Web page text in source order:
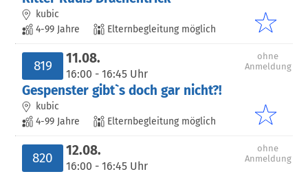
kubic
4-99 Jahre
Elternbegleitung möglich
11.08.
16:00 - 16:45 Uhr
819
Gespenster gibt`s doch gar nicht?!
kubic
4-99 Jahre
Elternbegleitung möglich
ohne
Anmeldung
12.08.
16:00 - 16:45 Uhr
820
ohne
Anmeldung